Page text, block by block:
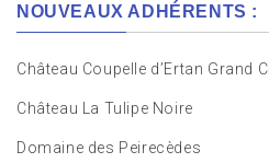
NOUVEAUX ADHÉRENTS :
Château Coupelle d’Ertan Grand
Château La Tulipe Noire
Domaine des Peirecèdes